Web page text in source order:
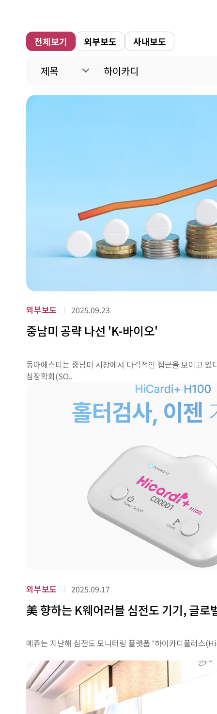
전체보기 외부보도 사내보도
외부보도 2025.09.23
중남미 공략 나선 'K-바이오'
동아에스티는 중남미 시장에서 다각적인 접근을 보이고 있
심장학회(SO..
외부보도 2025.09.17
美 향하는 K웨어러블 심전도 기기, 글로
메쥬는 지난해 심전도 모니터링 플랫폼 ‘하이카디플러스